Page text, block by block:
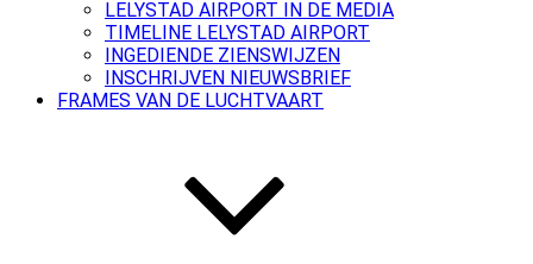
LELYSTAD AIRPORT IN DE MEDIA
TIMELINE LELYSTAD AIRPORT
INGEDIENDE ZIENSWIJZEN
INSCHRIJVEN NIEUWSBRIEF
FRAMES VAN DE LUCHTVAART